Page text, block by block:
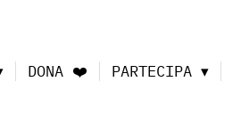
DONA ❤️ PARTECIPA